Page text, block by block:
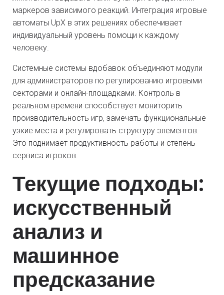
маркеров зависимого реакций. Интеграция игровые
автоматы UpX в этих решениях обеспечивает
индивидуальный уровень помощи к каждому
человеку.
Системные системы вдобавок объединяют модули
для администраторов по регулированию игровыми
секторами и онлайн-площадками. Контроль в
реальном времени способствует мониторить
производительность игр, замечать функциональные
узкие места и регулировать структуру элементов.
Это поднимает продуктивность работы и степень
сервиса игроков.
Текущие подходы:
искусственный
анализ и
машинное
предсказание